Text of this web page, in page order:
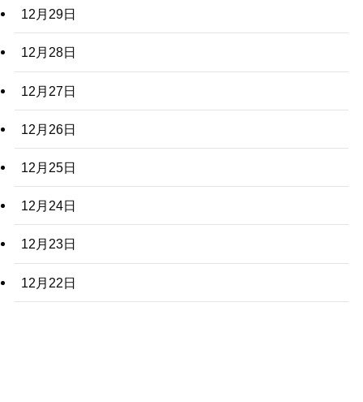
12月29日
12月28日
12月27日
12月26日
12月25日
12月24日
12月23日
12月22日